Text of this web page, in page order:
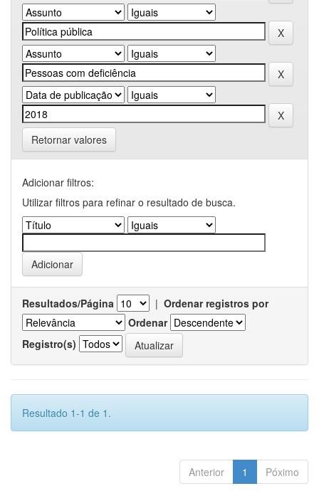
Retornar valores
Adicionar filtros:
Utilizar filtros para refinar o resultado de busca.
Resultados/Página | Ordenar registros por
Ordenar
Registro(s)
Resultado 1-1 de 1.
Anterior 1 Póximo